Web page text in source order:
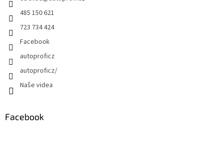
485 150 621
723 734 424
Facebook
autoproficz
autoproficz/
Naše videa
Facebook